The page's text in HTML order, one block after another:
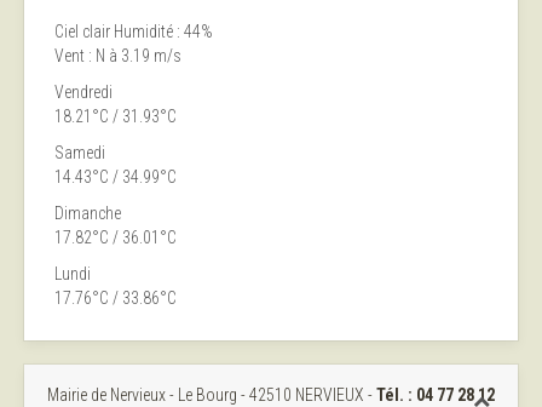
Ciel clair Humidité : 44%
Vent : N à 3.19 m/s
Vendredi
18.21°C / 31.93°C
Samedi
14.43°C / 34.99°C
Dimanche
17.82°C / 36.01°C
Lundi
17.76°C / 33.86°C
Mairie de Nervieux - Le Bourg - 42510 NERVIEUX -Tél. : 04 77 28 12